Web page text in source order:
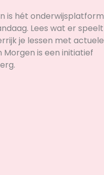
is hét onderwijsplatform
Lees wat er speelt
je lessen met actuele
Morgen is een initiatief